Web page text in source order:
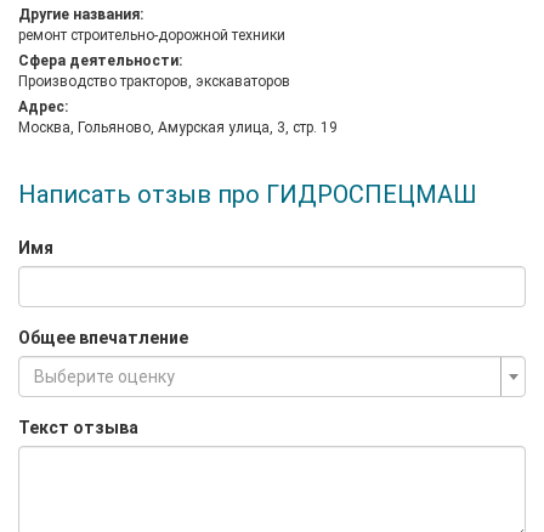
Другие названия:
ремонт строительно-дорожной техники
Сфера деятельности:
Производство тракторов, экскаваторов
Адрес:
Москва, Гольяново, Амурская улица, 3, стр. 19
Написать отзыв про ГИДРОСПЕЦМАШ
Имя
Общее впечатление
Выберите оценку
Текст отзыва